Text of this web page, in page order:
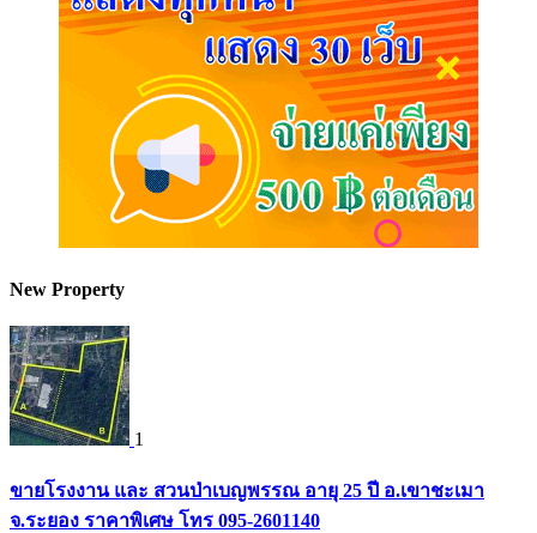
New Property
1
ขายโรงงาน และ สวนป่าเบญพรรณ อายุ 25 ปี อ.เขาชะเมา
จ.ระยอง ราคาพิเศษ โทร 095-2601140